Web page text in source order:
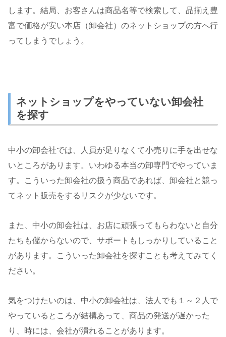
します。結局、お客さんは商品名等で検索して、品揃え豊
富で価格が安い本店（卸会社）のネットショップの方へ行
ってしまうでしょう。
ネットショップをやっていない卸会社
を探す
中小の卸会社では、人員が足りなくて小売りに手を出せな
いところがあります。いわゆる本当の卸専門でやっていま
す。こういった卸会社の扱う商品であれば、卸会社と競っ
てネット販売をするリスクが少ないです。
また、中小の卸会社は、お店に頑張ってもらわないと自分
たちも儲からないので、サポートもしっかりしていること
があります。こういった卸会社を探すことも考えてみてく
ださい。
気をつけたいのは、中小の卸会社は、法人でも１～２人で
やっているところが結構あって、商品の発送が遅かった
り、時には、会社が潰れることがあります。